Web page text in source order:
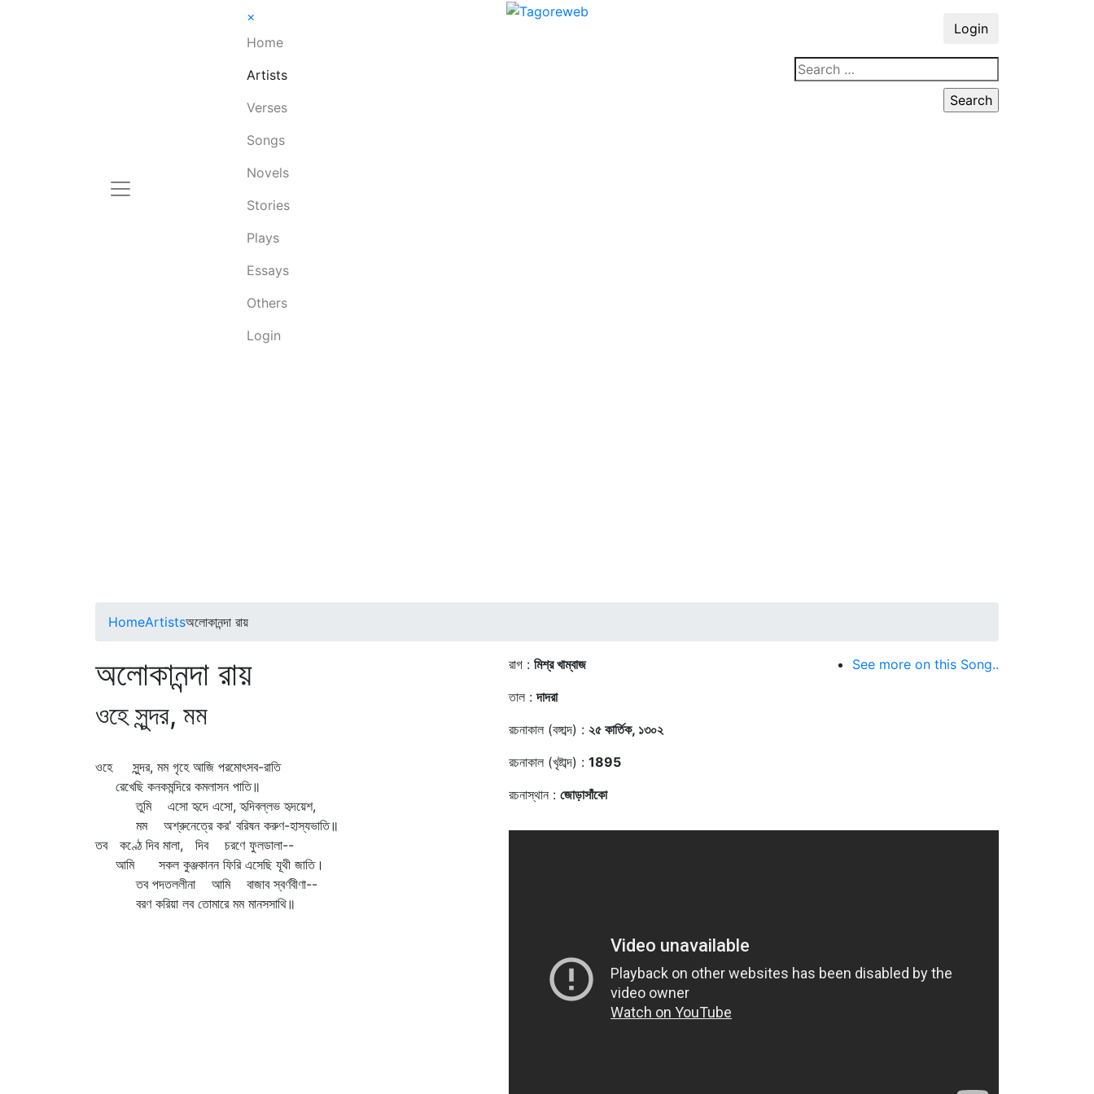
×
Home
Artists
Verses
Songs
Novels
Stories
Plays
Essays
Others
Login
Login
HomeArtistsঅলোকানন্দা রায়
অলোকানন্দা রায়
ওহে সুন্দর, মম
ওহে সুন্দর, মম গৃহে আজি পরমোৎসব-রাতি
রেখেছি কনকমন্দিরে কমলাসন পাতি॥
তুমি এসো হৃদে এসো, হৃদিবল্লভ হৃদয়েশ,
মম অশ্রুনেত্রে কর' বরিষন করুণ-হাস্যভাতি॥
তব কণ্ঠে দিব মালা, দিব চরণে ফুলডালা--
আমি সকল কুঞ্জকানন ফিরি এসেছি যূথী জাতি।
তব পদতললীনা আমি বাজাব স্বর্ণবীণা--
বরণ করিয়া লব তোমারে মম মানসসাথি॥
রাগ : মিশ্র খাম্বাজ
তাল :দাদরা
রচনাকাল (বঙ্গাব্দ) : ২৫ কার্তিক, ১৩০২
রচনাকাল (খৃষ্টাব্দ) : 1895
রচনাস্থান : জোড়াসাঁকো
See more on this Song..